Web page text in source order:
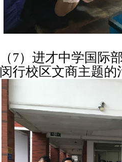
（7）进才中学国际
闵行校区文商主题的